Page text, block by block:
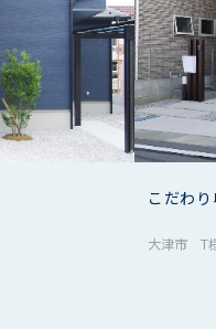
こだわ
大津市 T